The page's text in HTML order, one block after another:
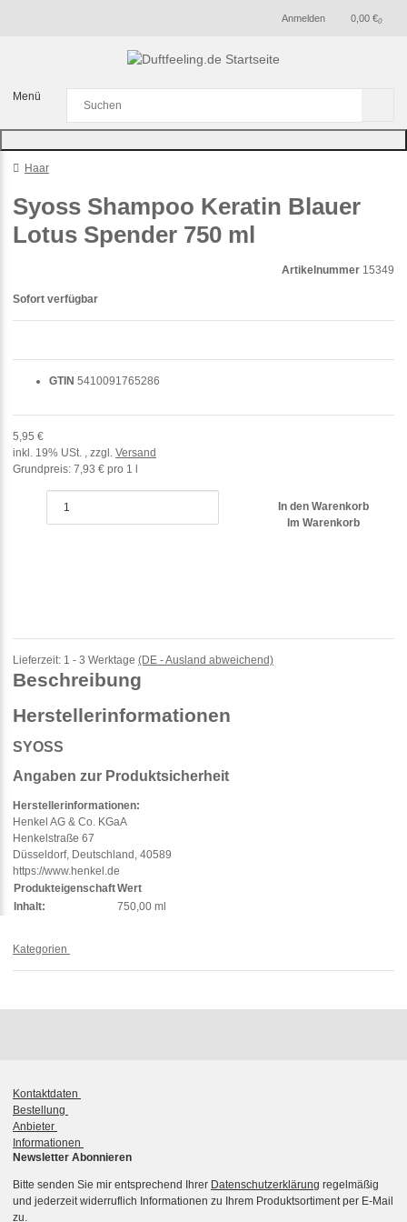
Anmelden 0
0,00 €
Menü
Haar
Syoss Shampoo Keratin Blauer
Lotus Spender 750 ml
Artikelnummer 15349
GTIN 5410091765286
5,95 €
inkl. 19% USt. , zzgl. Versand
Grundpreis: 7,93 € pro 1 l
In den Warenkorb
Im Warenkorb
Sofort verfügbar
Lieferzeit: 1 - 3 Werktage (DE - Ausland abweichend)
Beschreibung
Herstellerinformationen
SYOSS
Angaben zur Produktsicherheit
Herstellerinformationen:
Henkel AG & Co. KGaA
Henkelstraße 67
Düsseldorf, Deutschland, 40589
https://www.henkel.de
ProdukteigenschaftWert
Inhalt:
750,00 ml
Kategorien
Kontaktdaten
Bestellung
Anbieter
Informationen
Newsletter Abonnieren
Bitte senden Sie mir entsprechend Ihrer Datenschutzerklärung regelmäßig
und jederzeit widerruflich Informationen zu Ihrem Produktsortiment per E-Mail
zu.